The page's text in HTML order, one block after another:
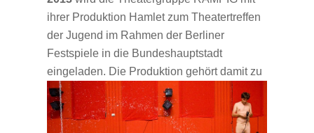
ihrer Produktion Hamlet zum Theatertreffen
der Jugend im Rahmen der Berliner
Festspiele in die Bundeshauptstadt
eingeladen. Die Produktion gehörtdamit zu